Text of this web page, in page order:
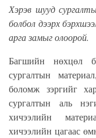
Хэрэв шууд
болбол дээрх
арга замыг олоорой.
Багшийн нөхцөл
сургалтын
боломж зэргийг
сургалтын аль
хичээлийн
хичээлийн цагаас